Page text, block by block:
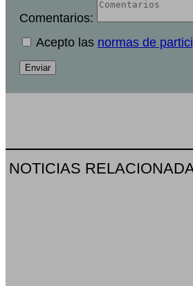
Comentarios:
Acepto las normas de
Enviar
NOTICIAS